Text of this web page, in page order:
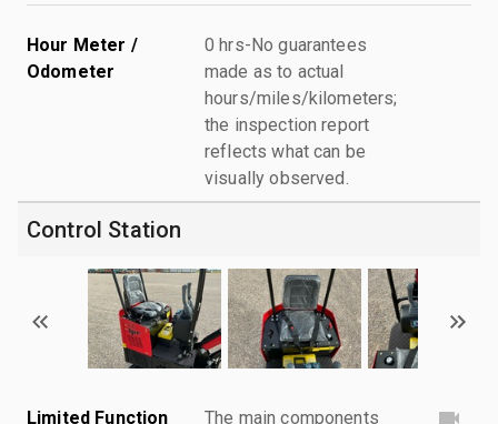
Hour Meter /
Odometer
0 hrs-No guarantees
made as to actual
hours/miles/kilometers;
the inspection report
reflects what can be
visually observed.
Control Station
Limited Function
The main components